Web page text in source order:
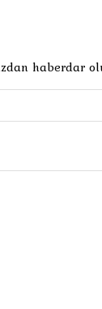
haberdar